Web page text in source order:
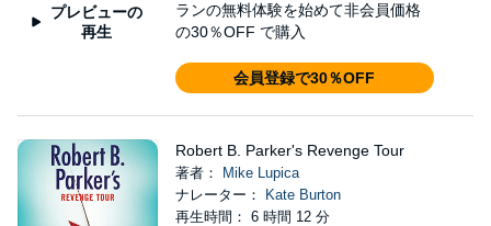
プレビューの
再生
ランの無料体験を始めて非会員価格
の30％OFF で購入
会員登録で30％OFF
Robert B. Parker's Revenge Tour
著者：
Mike Lupica
ナレーター：
Kate Burton
再生時間： 6 時間 12 分